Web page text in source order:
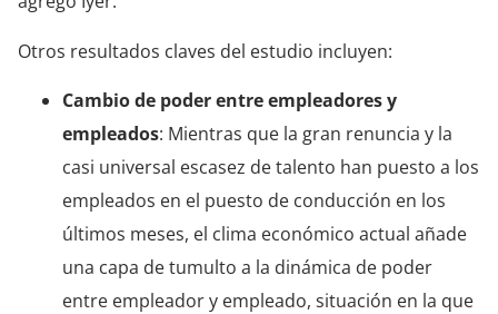
Otros resultados claves del estudio incluyen:
Cambio de poder entre empleadores y
empleados: Mientras que la gran renuncia y la
casi universal escasez de talento han puesto a los
empleados en el puesto de conducción en los
últimos meses, el clima económico actual añade
una capa de tumulto a la dinámica de poder
entre empleador y empleado, situación en la que